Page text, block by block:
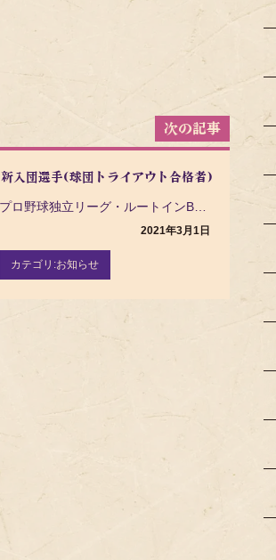
新入団選手(球団トライアウト合格者)のお知らせ
2021年3月1日
カテゴリ:お知らせ